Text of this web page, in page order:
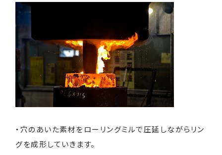
・穴のあいた素材をローリングミルで圧延しながらリン
グを成形していきます。